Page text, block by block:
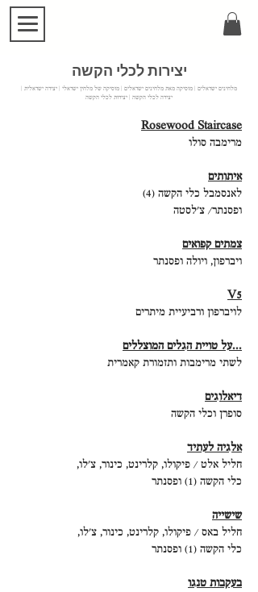
יצירות לכלי הקשה
מלחינים ישראלים | מוסיקה מאת מלחינים ישראלים | מוסיקה של מלחין ישראלי | יצירה ישראלית |
יצירה לכלי הקשה | יצירות לכלי הקשה
Rosewood Staircase
מרימבה סולו
איתותים
לאנסמבל כלי הקשה (4)
ופסנתר/ צ'לסטה
צמתים קפואים
ויברפון, ויולה ופסנתר
V5
לויברפון ורביעיית מיתרים
...על טויית הגלים המוצללים
לשתי מרימבות ותזמורת קאמרית
דיאלוגים
סופרן וכלי הקשה
אלגיה לעתיד
חליל אלט / פיקולו, קלרינט, כינור, צ'לו,
כלי הקשה (1) ופסנתר
שישייה
חליל באס / פיקולו, קלרינט, כינור, צ'לו,
כלי הקשה (1) ופסנתר
בעקבות טנגו